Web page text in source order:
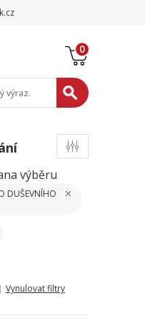
0
výběru
DUŠEVNÍHO
Vynulovat filtry